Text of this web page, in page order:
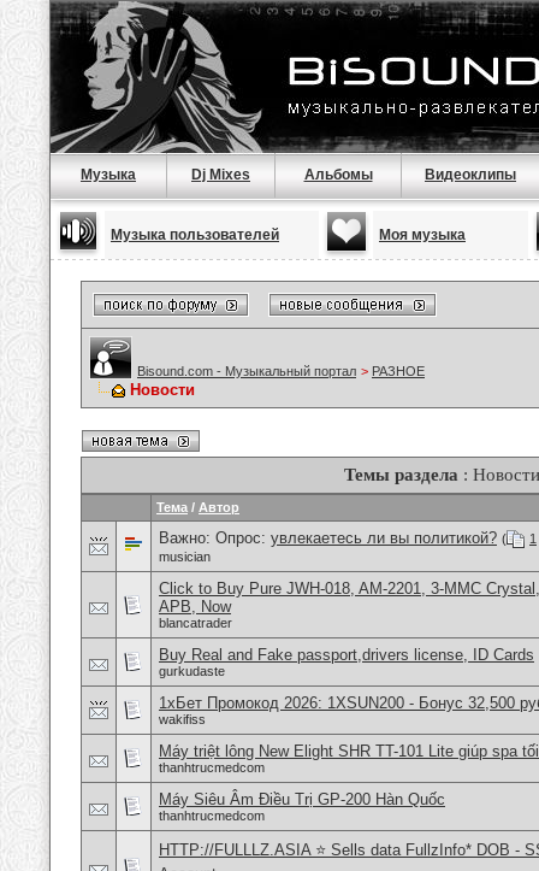
Музыка Dj Mixes Альбомы Видеоклипы
Музыка пользователей Моя музыка
Bisound.com - Музыкальный портал > РАЗНОЕ
Новости
Темы раздела : Новости
Тема / Автор
Важно: Опрос: увлекаетесь ли вы политикой? (
1
musician
Click to Buy Pure JWH-018, AM-2201, 3-MMC
APB, Now
blancatrader
Buy Real and Fake passport,drivers license, ID Cards
gurkudaste
1хБет Промокод 2026: 1XSUN200 - Бонус 32,500
wakifiss
Máy triệt lông New Elight SHR TT-101 Lite giúp spa
thanhtrucmedcom
Máy Siêu Âm Điều Trị GP-200 Hàn Quốc
thanhtrucmedcom
HTTP://FULLLZ.ASIA ⭐️ Sells data FullzInfo* DOB -